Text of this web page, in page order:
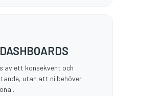
av ett konsekvent och
utan att ni behöver